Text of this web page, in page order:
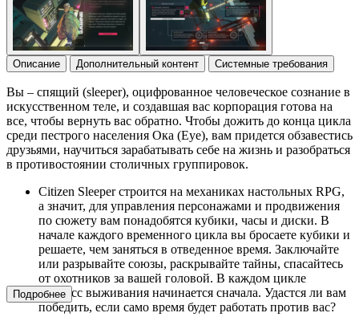
Описание Дополнительный контент Системные требования
Вы – спящий (sleeper), оцифрованное человеческое сознание в
искусственном теле, и создавшая вас корпорация готова на
все, чтобы вернуть вас обратно. Чтобы дожить до конца цикла
среди пестрого населения Ока (Eye), вам придется обзавестись
друзьями, научиться зарабатывать себе на жизнь и разобраться
в противостоянии столичных группировок.
Citizen Sleeper строится на механиках настольных RPG,
а значит, для управления персонажами и продвижения
по сюжету вам понадобятся кубики, часы и диски. В
начале каждого временного цикла вы бросаете кубики и
решаете, чем заняться в отведенное время. Заключайте
или разрывайте союзы, раскрывайте тайны, спасайтесь
от охотников за вашей головой. В каждом цикле
процесс выживания начинается сначала. Удастся ли вам
победить, если само время будет работать против вас?
Подробнее